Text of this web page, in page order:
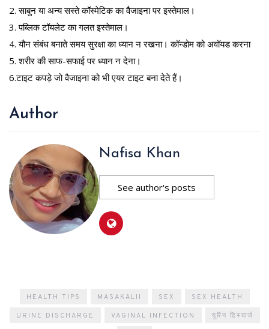
2. साबुन या अन्य सस्ते कॉस्मेटिक का वैजाइना पर इस्तेमाल।
3. पब्लिक टॉयलेट का गलत इस्तेमाल।
4. यौन संबंध बनाते समय सुरक्षा का ध्यान न रखना। कॉन्डोम को अवॉयड करना
5. शरीर की साफ-सफाई पर ध्यान न देना।
6.टाइट कपड़े जो वैजाइना को भी एयर टाइट बना देते हैं।
Author
Nafisa Khan
See author's posts
HEALTH TIPS MASAKALII SEX SEX HEALTH
URINE DISCHARGE VAGINAL INFECTION यूरिन डिस्चार्ज